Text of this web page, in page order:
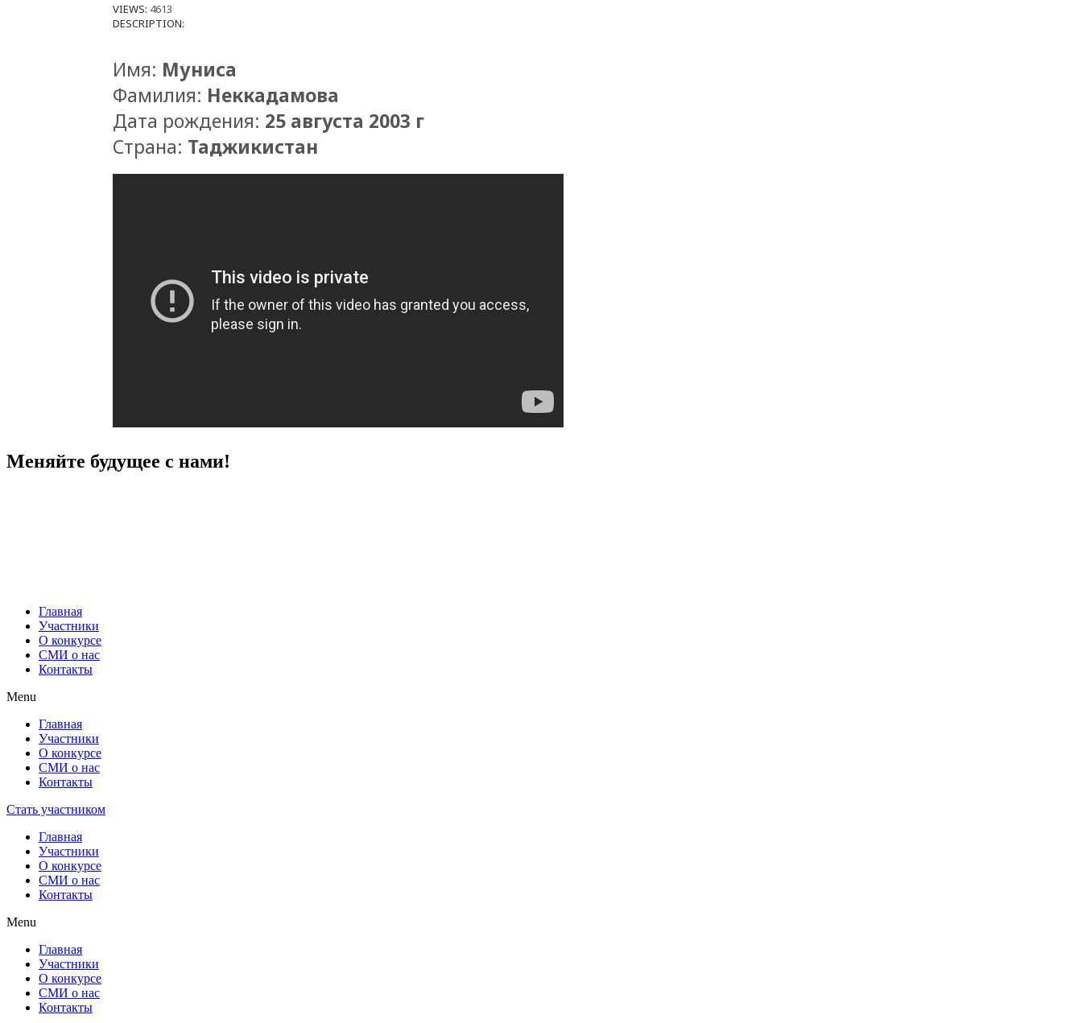
VIEWS: 4613
DESCRIPTION:
Имя: Муниса
Фамилия: Неккадамова
Дата рождения: 25 августа 2003 г
Страна: Таджикистан
Меняйте будущее с нами!
Главная
Участники
О конкурсе
СМИ о нас
Контакты
Menu
Главная
Участники
О конкурсе
СМИ о нас
Контакты
Стать участником
Главная
Участники
О конкурсе
СМИ о нас
Контакты
Menu
Главная
Участники
О конкурсе
СМИ о нас
Контакты